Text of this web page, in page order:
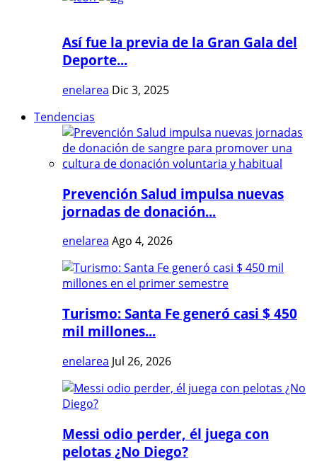
Así fue la previa de la Gran Gala del
Deporte...
enelarea Dic 3, 2025
Tendencias
Prevención Salud impulsa nuevas
jornadas de donación...
enelarea Ago 4, 2026
Turismo: Santa Fe generó casi $ 450
mil millones...
enelarea Jul 26, 2026
Messi odio perder, él juega con
pelotas ¿No Diego?